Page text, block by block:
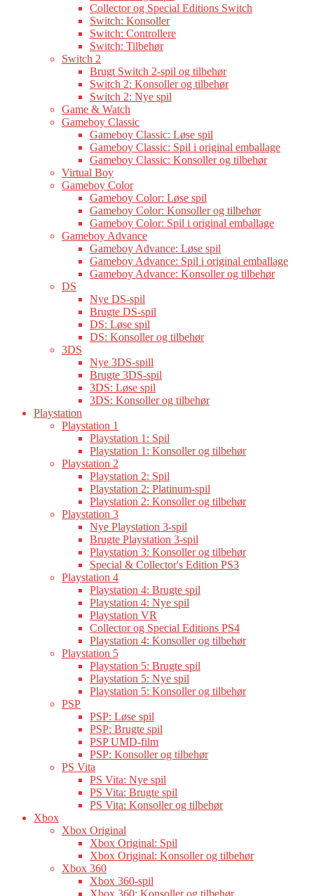
Collector og Special Editions Switch
Switch: Konsoller
Switch: Controllere
Switch: Tilbehør
Switch 2
Brugt Switch 2-spil og tilbehør
Switch 2: Konsoller og tilbehør
Switch 2: Nye spil
Game & Watch
Gameboy Classic
Gameboy Classic: Løse spil
Gameboy Classic: Spil i original emballage
Gameboy Classic: Konsoller og tilbehør
Virtual Boy
Gameboy Color
Gameboy Color: Løse spil
Gameboy Color: Konsoller og tilbehør
Gameboy Color: Spil i original emballage
Gameboy Advance
Gameboy Advance: Løse spil
Gameboy Advance: Spil i original emballage
Gameboy Advance: Konsoller og tilbehør
DS
Nye DS-spil
Brugte DS-spil
DS: Løse spil
DS: Konsoller og tilbehør
3DS
Nye 3DS-spill
Brugte 3DS-spil
3DS: Løse spil
3DS: Konsoller og tilbehør
Playstation
Playstation 1
Playstation 1: Spil
Playstation 1: Konsoller og tilbehør
Playstation 2
Playstation 2: Spil
Playstation 2: Platinum-spil
Playstation 2: Konsoller og tilbehør
Playstation 3
Nye Playstation 3-spil
Brugte Playstation 3-spil
Playstation 3: Konsoller og tilbehør
Special & Collector's Edition PS3
Playstation 4
Playstation 4: Brugte spil
Playstation 4: Nye spil
Playstation VR
Collector og Special Editions PS4
Playstation 4: Konsoller og tilbehør
Playstation 5
Playstation 5: Brugte spil
Playstation 5: Nye spil
Playstation 5: Konsoller og tilbehør
PSP
PSP: Løse spil
PSP: Brugte spil
PSP UMD-film
PSP: Konsoller og tilbehør
PS Vita
PS Vita: Nye spil
PS Vita: Brugte spil
PS Vita: Konsoller og tilbehør
Xbox
Xbox Original
Xbox Original: Spil
Xbox Original: Konsoller og tilbehør
Xbox 360
Xbox 360-spil